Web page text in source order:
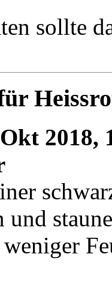
sollte
2018,
und